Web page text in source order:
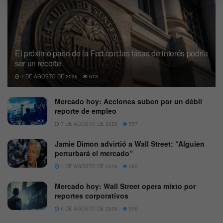
El próximo paso de la Fed con las tasas de interés podría
ser un recorte
7 DE AGOSTO DE 2026 613
Mercado hoy: Acciones suben por un débil
reporte de empleo
7 DE AGOSTO DE 2026 557
Jamie Dimon advirtió a Wall Street: “Alguien
perturbará el mercado”
7 DE AGOSTO DE 2026 582
Mercado hoy: Wall Street opera mixto por
reportes corporativos
6 DE AGOSTO DE 2026 556